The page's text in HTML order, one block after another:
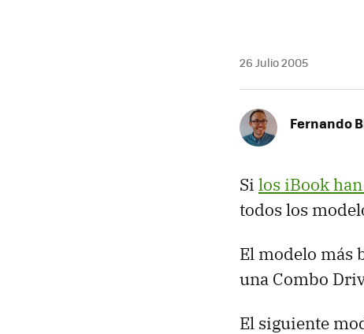
26 Julio 2005
Fernando
Si los iBook
todos los
El modelo más
una Combo
El siguiente